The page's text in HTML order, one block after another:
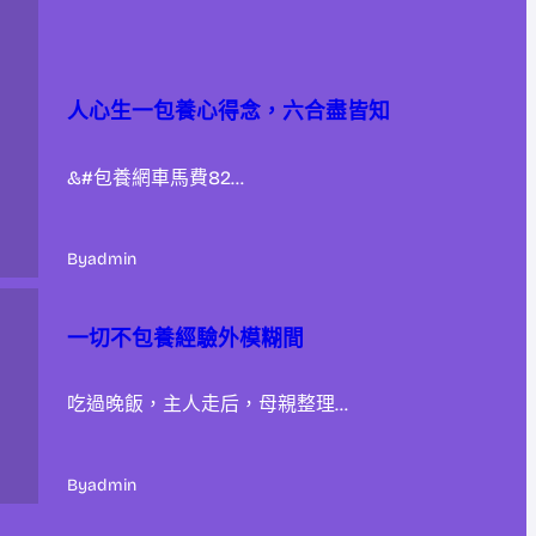
人心生一包養心得念，六合盡皆知
&#包養網車馬費82…
Byadmin
一切不包養經驗外模糊間
吃過晚飯，主人走后，母親整理…
Byadmin